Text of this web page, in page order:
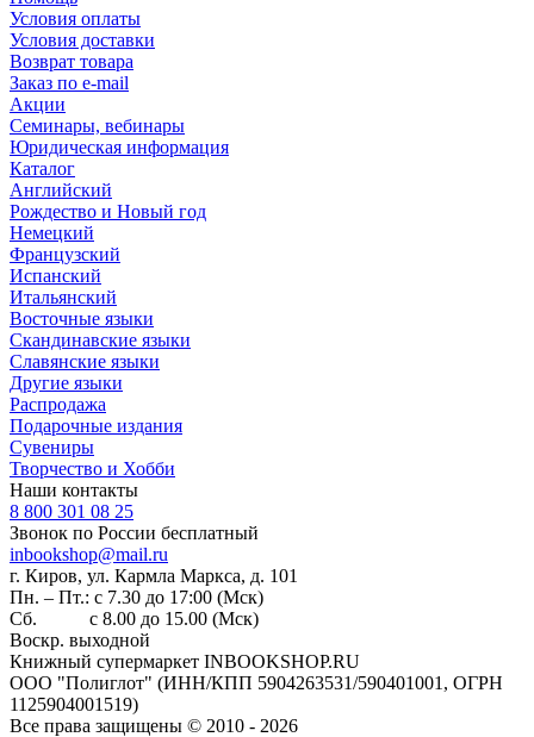
Условия оплаты
Условия доставки
Возврат товара
Заказ по e-mail
Акции
Семинары, вебинары
Юридическая информация
Каталог
Английский
Рождество и Новый год
Немецкий
Французский
Испанский
Итальянский
Восточные языки
Скандинавские языки
Славянские языки
Другие языки
Распродажа
Подарочные издания
Сувениры
Творчество и Хобби
Наши контакты
8 800 301 08 25
Звонок по России бесплатный
inbookshop@mail.ru
г. Киров, ул. Кармла Маркса, д. 101
Пн. – Пт.: с 7.30 до 17:00 (Мск)
Сб. с 8.00 до 15.00 (Мск)
Воскр. выходной
Книжный супермаркет INBOOKSHOP.RU
ООО "Полиглот" (ИНН/КПП 5904263531/590401001, ОГРН
1125904001519)
Все права защищены © 2010 - 2026